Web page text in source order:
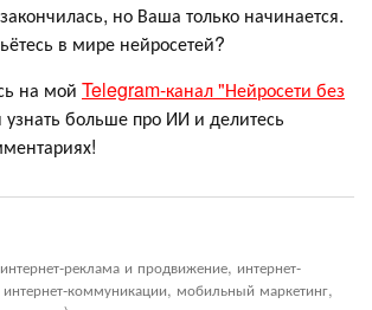
но Ваша только начинается.
в мире нейросетей?
на мой Telegram-канал "Нейросети без
узнать больше про ИИ и делитесь
реклама и продвижение, интернет-
коммуникации, мобильный маркетинг,